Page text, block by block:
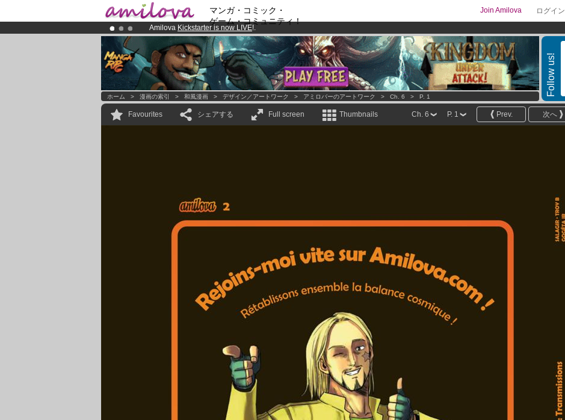
マンガ・コミック・
ゲーム・コミュニティ！
ログイン
Join Amilova
Amilova Kickstarter is now LIVE!.
Premium membership from3.95 eurosper month !Get membership now
Already 100000membersand 1000 comics & mangas!.
Follow us!
ホーム > 漫画の索引 > 和風漫画 > デザイン／アートワーク > アミロバーのアートワーク > Ch. 6 > P. 1
Favourites シェアする Full screen Thumbnails 次へ
Prev.
P. 1
Ch. 6